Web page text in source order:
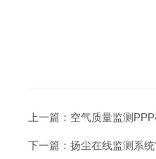
上一篇： 空气质量监测
下一篇： 扬尘在线监测系